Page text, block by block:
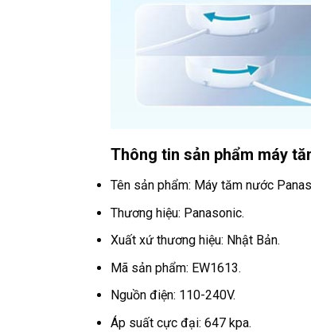
Thông tin sản phẩm máy
Tên sản phẩm: Máy tăm nước
Thương hiệu: Panasonic.
Xuất xứ thương hiệu: Nhật Bản.
Mã sản phẩm: EW1613.
Nguồn điện: 110-240V.
Áp suất cực đại: 647 kpa.